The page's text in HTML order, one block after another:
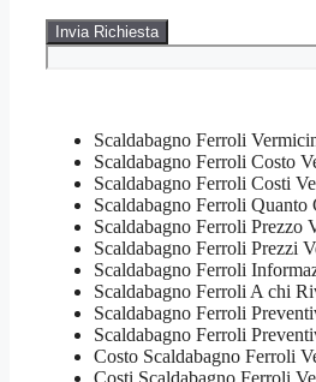
Scaldabagno Ferroli
Scaldabagno Ferroli Costo
Scaldabagno Ferroli Costi
Scaldabagno Ferroli Quanto
Scaldabagno Ferroli Prezzo
Scaldabagno Ferroli Prezzi
Scaldabagno Ferroli
Scaldabagno Ferroli A chi
Scaldabagno Ferroli
Scaldabagno Ferroli
Costo Scaldabagno Ferroli
Costi Scaldabagno Ferroli